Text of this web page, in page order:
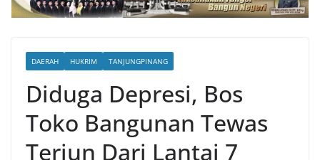
DAERAH HUKRIM TANJUNGPINANG
Diduga Depresi, Bos
Toko Bangunan Tewas
Terjun Dari Lantai 7